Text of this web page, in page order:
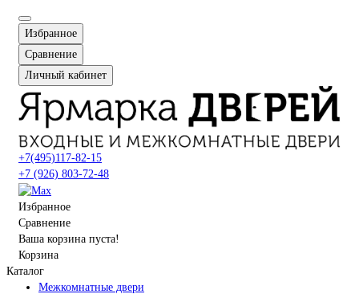
Избранное
Сравнение
Личный кабинет
+7(495)117-82-15
+7 (926) 803-72-48
Избранное
Сравнение
Ваша корзина пуста!
Корзина
Каталог
Межкомнатные двери